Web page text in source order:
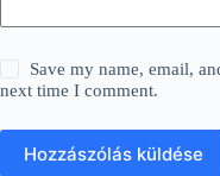
Save my name, email,
next time I comment.
Hozzászólás küldése